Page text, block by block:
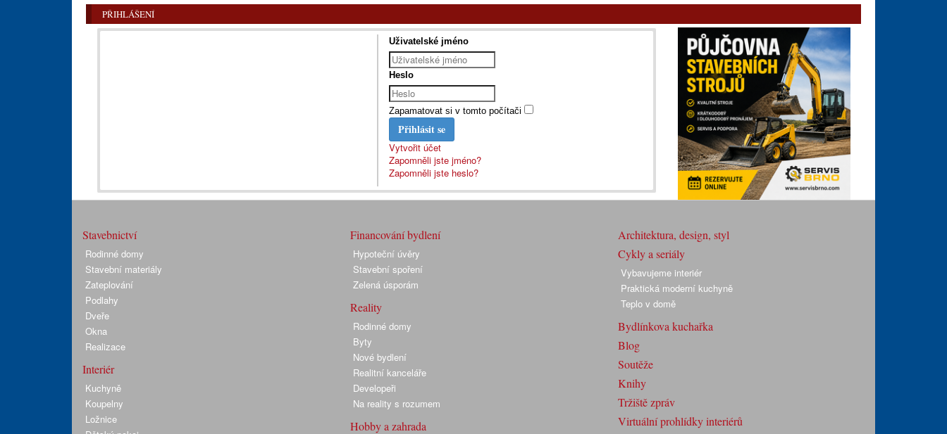
PŘIHLÁŠENÍ
Uživatelské jméno
Heslo
Zapamatovat si v tomto počítači
Přihlásit se
Vytvořit účet
Zapomněli jste jméno?
Zapomněli jste heslo?
Stavebnictví
Rodinné domy
Stavební materiály
Zateplování
Podlahy
Dveře
Okna
Realizace
Interiér
Kuchyně
Koupelny
Ložnice
Financování bydlení
Hypoteční úvěry
Stavební spoření
Zelená úsporám
Reality
Rodinné domy
Byty
Nové bydlení
Realitní kanceláře
Developeři
Na reality s rozumem
Hobby a zahrada
Architektura, design, styl
Cykly a seriály
Vybavujeme interiér
Praktická moderní kuchyně
Teplo v domě
Bydlínkova kuchařka
Blog
Soutěže
Knihy
Tržiště zpráv
Virtuální prohlídky interiérů